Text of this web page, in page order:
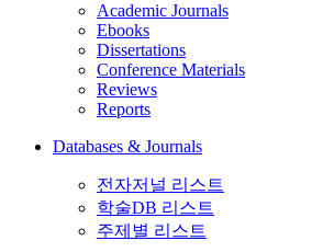
Academic Journals
Ebooks
Dissertations
Conference Materials
Reviews
Reports
Databases & Journals
전자저널 리스트
학술DB 리스트
주제별 리스트